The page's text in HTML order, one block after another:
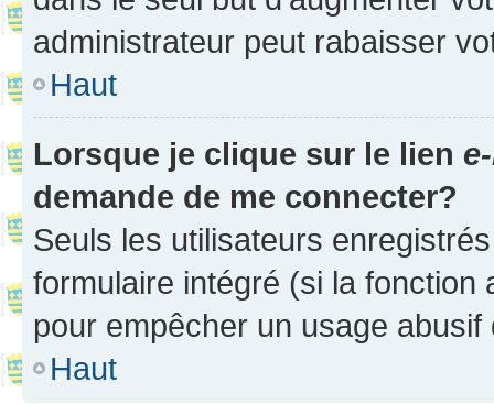
administrateur peut rabaisser
Haut
Lorsque je clique sur le lien
demande de me connecter?
Seuls les utilisateurs
formulaire intégré (si la fonction
pour empêcher un usage
Haut